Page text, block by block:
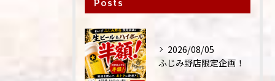
Posts
2026/08/05
ふじみ野店限定企画！